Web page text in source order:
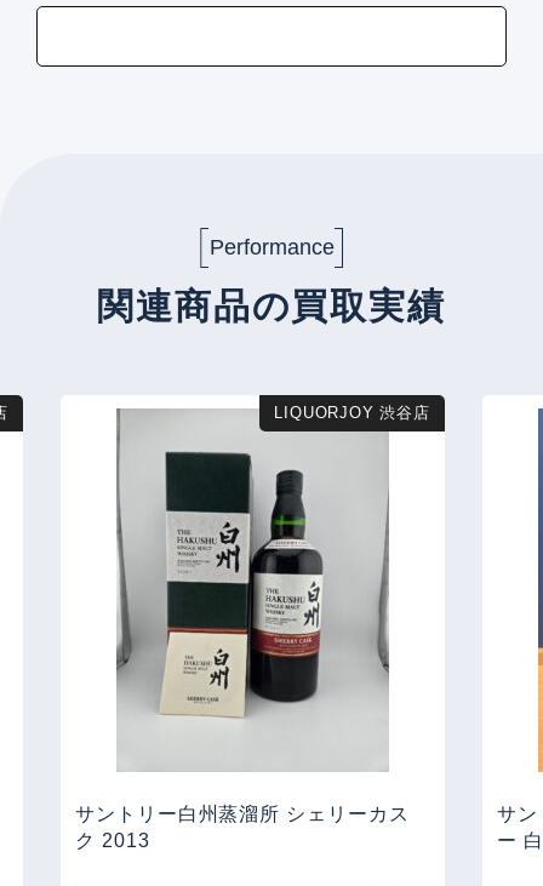
Performance
関連商品の買取実績
LIQUORJOY 渋谷店
サントリー白州蒸溜所 シェリーカス
ク 2013
サン
ー